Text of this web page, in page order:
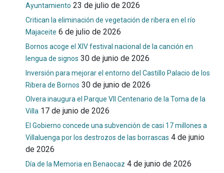
Ayuntamiento 23 de julio de 2026
Critican la eliminación de vegetación de ribera en el río
Majaceite 6 de julio de 2026
Bornos acoge el XIV festival nacional de la canción en
lengua de signos 30 de junio de 2026
Inversión para mejorar el entorno del Castillo Palacio de los
Ribera de Bornos 30 de junio de 2026
Olvera inaugura el Parque VII Centenario de la Toma de la
Villa 17 de junio de 2026
El Gobierno concede una subvención de casi 17 millones a
Villaluenga por los destrozos de las borrascas 4 de junio
de 2026
Día de la Memoria en Benaocaz 4 de junio de 2026